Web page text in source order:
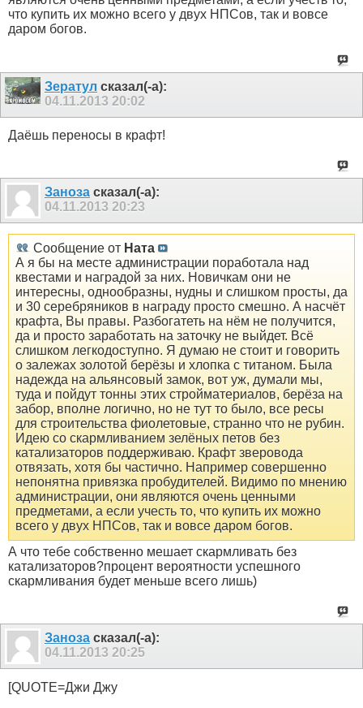
что купить их можно всего у двух НПСов, так и вовсе
даром богов.
Зератул сказал(-а):
04.11.2013 20:02
Даёшь переносы в крафт!
Заноза сказал(-а):
04.11.2013 20:23
Сообщение от Ната
А я бы на месте администрации поработала над
квестами и наградой за них. Новичкам они не
интересны, однообразны, нудны и слишком просты, да
и 30 серебряников в награду просто смешно. А насчёт
крафта, Вы правы. Разбогатеть на нём не получится,
да и просто заработать на заточку не выйдет. Всё
слишком легкодоступно. Я думаю не стоит и говорить
о залежах золотой берёзы и хлопка с титаном. Была
надежда на альянсовый замок, вот уж, думали мы,
туда и пойдут тонны этих стройматериалов, берёза на
забор, вполне логично, но не тут то было, все ресы
для строительства фиолетовые, странно что не рубин.
Идею со скармливанием зелёных петов без
катализаторов поддерживаю. Крафт зверовода
отвязать, хотя бы частично. Например совершенно
непонятна привязка пробудителей. Видимо по мнению
администрации, они являются очень ценными
предметами, а если учесть то, что купить их можно
всего у двух НПСов, так и вовсе даром богов.
А что тебе собственно мешает скармливать без
катализаторов?процент вероятности успешного
скармливания будет меньше всего лишь)
Заноза сказал(-а):
04.11.2013 20:25
[QUOTE=Джи Джу